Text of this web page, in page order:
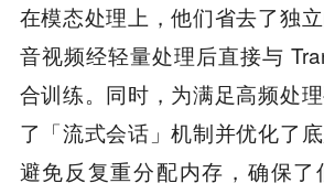
在模态处理上，他们省去了独
音视频经轻量处理后直接与
合训练。同时，为满足高频处
了「流式会话」机制并优化了
避免反复重分配内存，确保了